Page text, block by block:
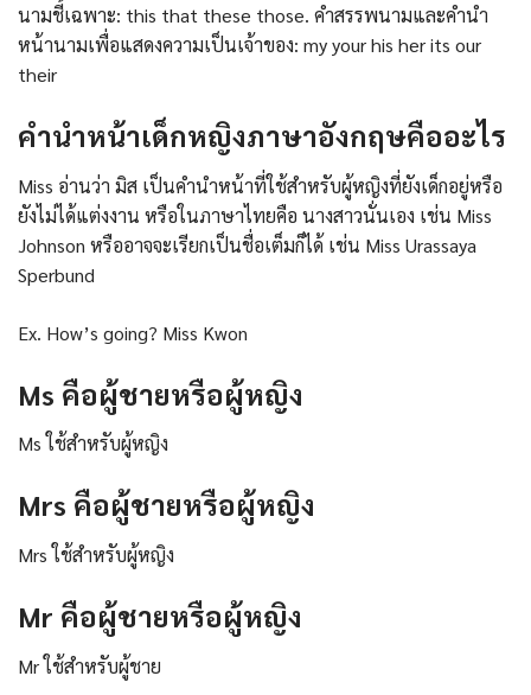
นามชี้เฉพาะ: this that these those. คำสรรพนามและคำนำ
หน้านามเพื่อแสดงความเป็นเจ้าของ: my your his her its our
their
คำนำหน้าเด็กหญิงภาษาอังกฤษคืออะไร
Miss อ่านว่า มิส เป็นคำนำหน้าที่ใช้สำหรับผู้หญิงที่ยังเด็กอยู่หรือ
ยังไม่ได้แต่งงาน หรือในภาษาไทยคือ นางสาวนั่นเอง เช่น Miss
Johnson หรืออาจจะเรียกเป็นชื่อเต็มก็ได้ เช่น Miss Urassaya
Sperbund
Ex. How’s going? Miss Kwon
Ms คือผู้ชายหรือผู้หญิง
Ms ใช้สำหรับผู้หญิง
Mrs คือผู้ชายหรือผู้หญิง
Mrs ใช้สำหรับผู้หญิง
Mr คือผู้ชายหรือผู้หญิง
Mr ใช้สำหรับผู้ชาย